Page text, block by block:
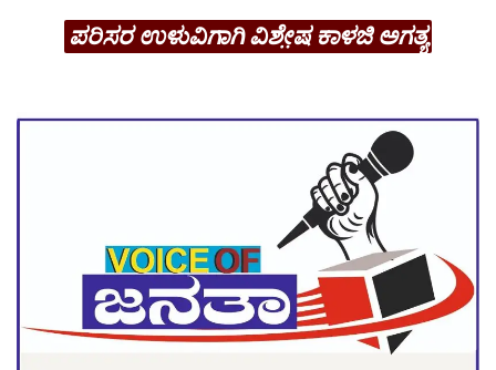
ಪರಿಸರ ಉಳುವಿಗಾಗಿ ವಿಶೇ಼ಷ ಕಾಳಜಿ ಅಗತ್ಯ